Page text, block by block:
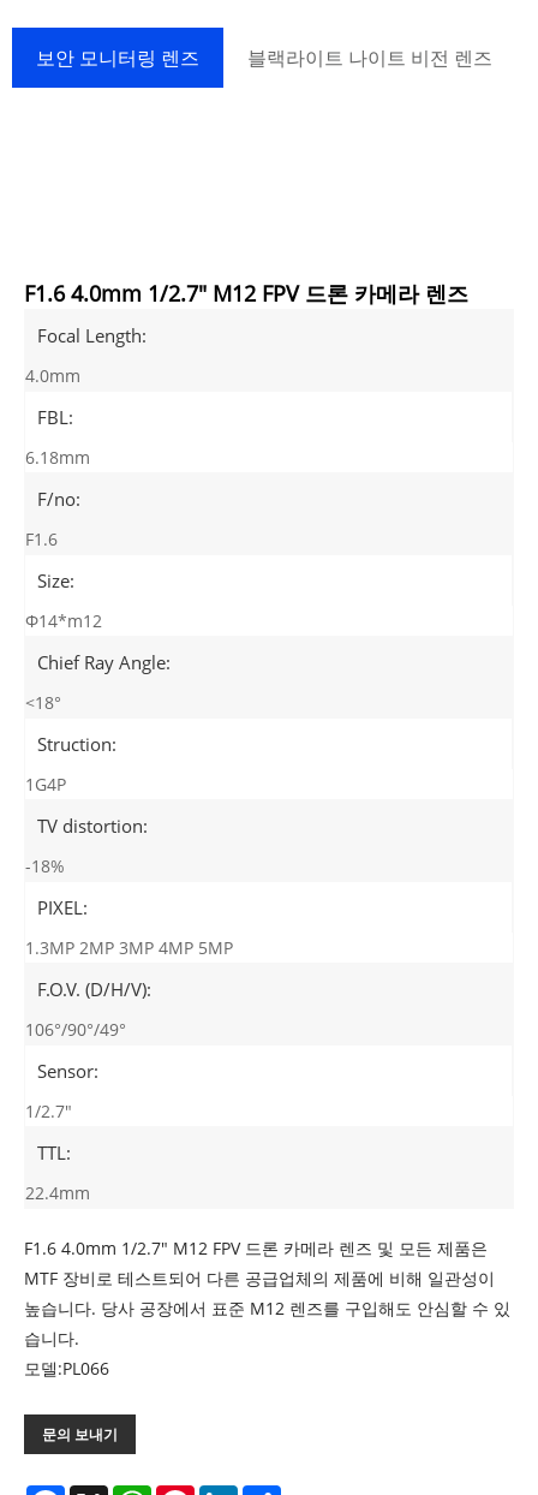
보안 모니터링 렌즈 블랙라이트 나이트 비전 렌즈
F1.6 4.0mm 1/2.7" M12 FPV 드론 카메라 렌즈
Focal Length:
4.0mm
FBL:
6.18mm
F/no:
F1.6
Size:
Φ14*m12
Chief Ray Angle:
<18°
Struction:
1G4P
TV distortion:
-18%
PIXEL:
1.3MP 2MP 3MP 4MP 5MP
F.O.V. (D/H/V):
106°/90°/49°
Sensor:
1/2.7"
TTL:
22.4mm
F1.6 4.0mm 1/2.7" M12 FPV 드론 카메라 렌즈 및 모든 제품은
MTF 장비로 테스트되어 다른 공급업체의 제품에 비해 일관성이
높습니다. 당사 공장에서 표준 M12 렌즈를 구입해도 안심할 수 있
습니다.
모델:PL066
문의 보내기